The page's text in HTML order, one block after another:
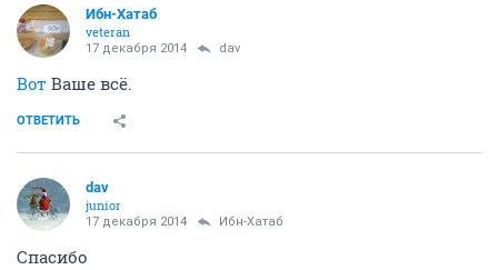
Ибн-Хатаб
veteran
17 декабря 2014 dav
Вот Ваше всё.
ОТВЕТИТЬ
dav
junior
17 декабря 2014 Ибн-Хатаб
Спасибо